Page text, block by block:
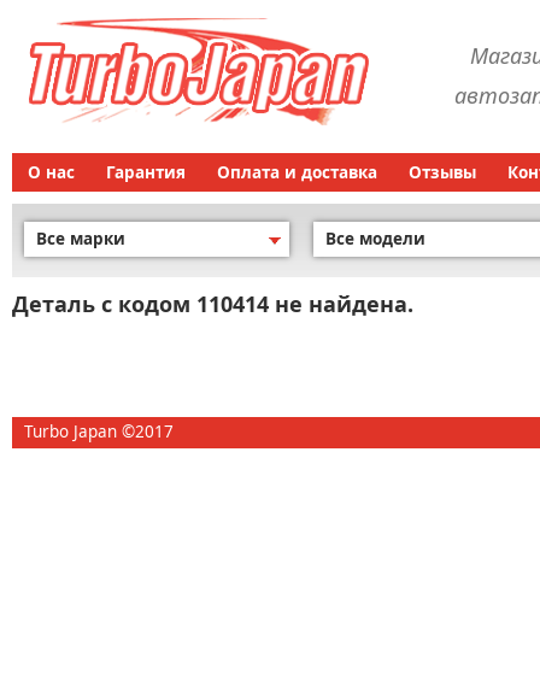
О нас Гарантия Оплата и доставка Отзывы
Все марки Все модели
Деталь с кодом 110414 не найдена.
Turbo Japan ©2017